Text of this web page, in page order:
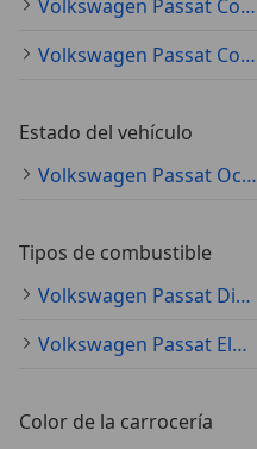
Volkswagen Passat Coupé
Volkswagen Passat Coche pequeño
Estado del vehículo
Volkswagen Passat Ocasión
Tipos de combustible
Volkswagen Passat Diésel
Volkswagen Passat Electro/Gasolina
Color de la carrocería